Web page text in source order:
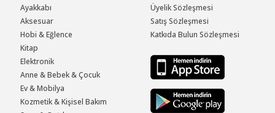
Ayakkabı
Aksesuar
Hobi & Eğlence
Kitap
Elektronik
Anne & Bebek & Çocuk
Ev & Mobilya
Kozmetik & Kişisel Bakım
Üyelik Sözleşmesi
Satış Sözleşmesi
Katkıda Bulun Sözleşmesi